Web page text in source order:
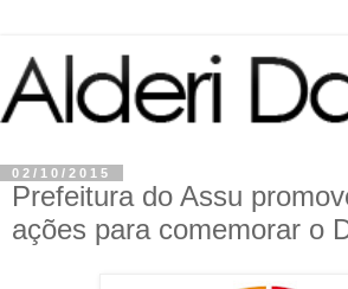
02/10/2015
Prefeitura do Assu
ações para comemorar o